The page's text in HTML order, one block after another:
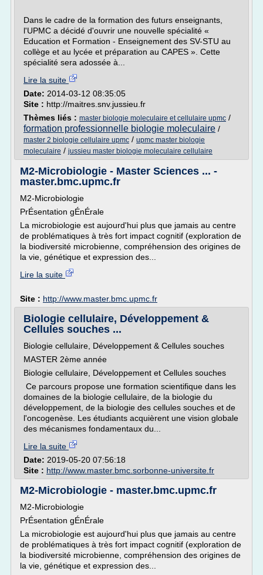
Dans le cadre de la formation des futurs enseignants,
l'UPMC a décidé d'ouvrir une nouvelle spécialité «
Education et Formation - Enseignement des SV-STU au
collège et au lycée et préparation au CAPES ». Cette
spécialité sera adossée à...
Lire la suite
Date: 2014-03-12 08:35:05
Site : http://maitres.snv.jussieu.fr
Thèmes liés : master biologie moleculaire et cellulaire upmc /
formation professionnelle biologie moleculaire /
master 2 biologie cellulaire upmc / upmc master biologie
moleculaire / jussieu master biologie moleculaire cellulaire
M2-Microbiologie - Master Sciences ... -
master.bmc.upmc.fr
M2-Microbiologie
PrÉsentation gÉnÉrale
La microbiologie est aujourd'hui plus que jamais au centre
de problématiques à très fort impact cognitif (exploration de
la biodiversité microbienne, compréhension des origines de
la vie, génétique et expression des...
Lire la suite
Site : http://www.master.bmc.upmc.fr
Biologie cellulaire, Développement &
Cellules souches ...
Biologie cellulaire, Développement & Cellules souches
MASTER 2ème année
Biologie cellulaire, Développement et Cellules souches
Ce parcours propose une formation scientifique dans les
domaines de la biologie cellulaire, de la biologie du
développement, de la biologie des cellules souches et de
l'oncogenèse. Les étudiants acquièrent une vision globale
des mécanismes fondamentaux du...
Lire la suite
Date: 2019-05-20 07:56:18
Site : http://www.master.bmc.sorbonne-universite.fr
M2-Microbiologie - master.bmc.upmc.fr
M2-Microbiologie
PrÉsentation gÉnÉrale
La microbiologie est aujourd'hui plus que jamais au centre
de problématiques à très fort impact cognitif (exploration de
la biodiversité microbienne, compréhension des origines de
la vie, génétique et expression des...